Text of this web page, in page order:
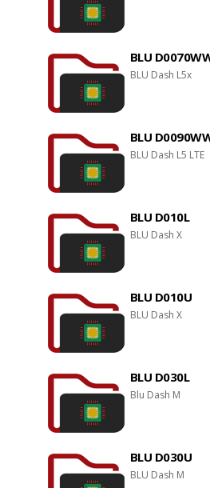
BLU
BLU Dash L5x
BLU
BLU Dash L5 LTE
BLU D010L
BLU Dash X
BLU D010U
BLU Dash X
BLU D030L
Blu Dash M
BLU D030U
BLU Dash M